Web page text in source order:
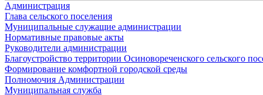
Администрация
Глава сельского поселения
Муниципальные служащие администрации
Нормативные правовые акты
Руководители администрации
Благоустройство территории Осиновореченского сельского
Формирование комфортной городской среды
Полномочия Администрации
Муниципальная служба